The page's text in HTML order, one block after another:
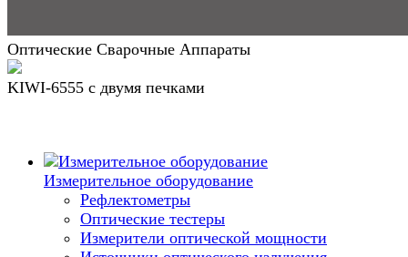
Оптические Сварочные Аппараты
KIWI-6555 c двумя печками
Измерительное оборудование
Рефлектометры
Оптические тестеры
Измерители оптической мощности